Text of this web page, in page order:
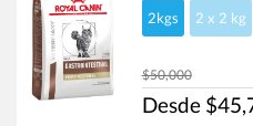
2kgs 2 x 2 kg
$50,000
Desde